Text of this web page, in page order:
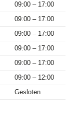
09:00 – 17:00
09:00 – 17:00
09:00 – 17:00
09:00 – 17:00
09:00 – 17:00
09:00 – 12:00
Gesloten